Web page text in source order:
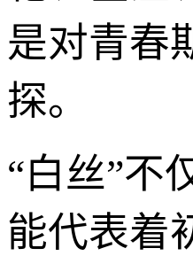
是对青春
探。
“白丝”不
能代表着